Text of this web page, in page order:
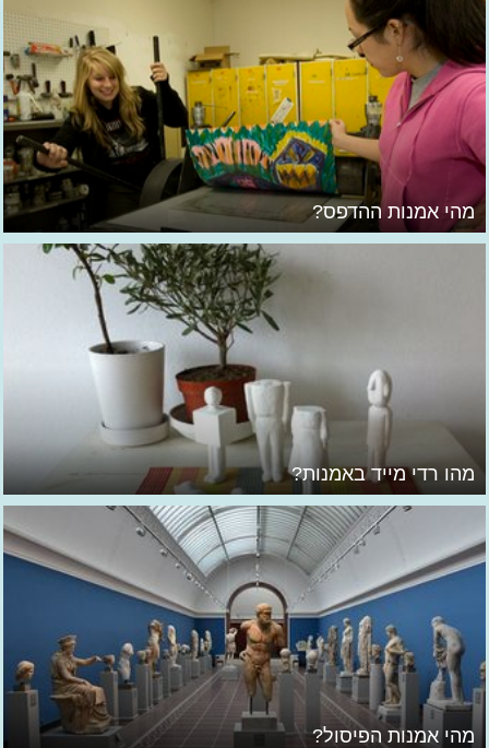
מהי אמנות ההדפס?
מהו רדי מייד באמנות?
מהי אמנות הפיסול?